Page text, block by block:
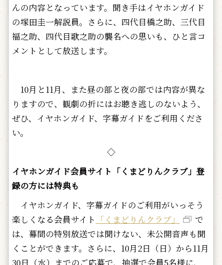
んの内容となっています。聞き手はイヤホンガイド
の塚田圭一解説員。さらに、四代目橋之助、三代目
福之助、四代目歌之助の襲名への思いも、ひと言コ
メントとして放送します。
10月と11月、また昼の部と夜の部では内容が異な
りますので、観劇の折にはお聴き逃しのないよう、
ぜひ、イヤホンガイド、字幕ガイドをご利用くださ
い。
◇
イヤホンガイド会員サイト「くまどりんクラブ」登
録の方には特典も
イヤホンガイド、字幕ガイドのご利用がいっそう
楽しくなる会員サイト
「くまどりんクラブ」
で
は、幕間の特別放送では聞けない、未公開音声も聞
くことができます。さらに、10月2日（日）から11月